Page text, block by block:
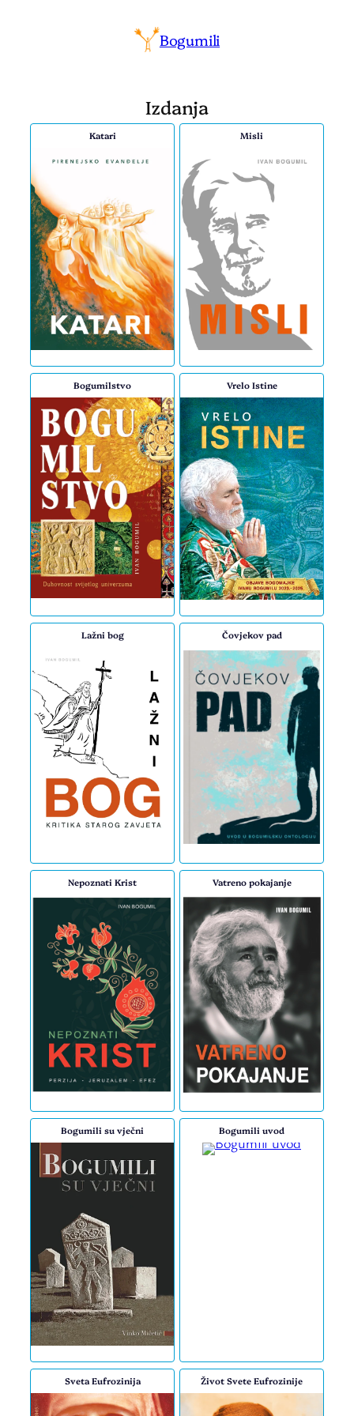
Bogumili
Izdanja
Katari Misli
Bogumilstvo Vrelo Istine
Lažni bog Čovjekov pad
Nepoznati Krist Vatreno pokajanje
Bogumili su vječni Bogumili uvod
Sveta Eufrozinija Život Svete Eufrozinije